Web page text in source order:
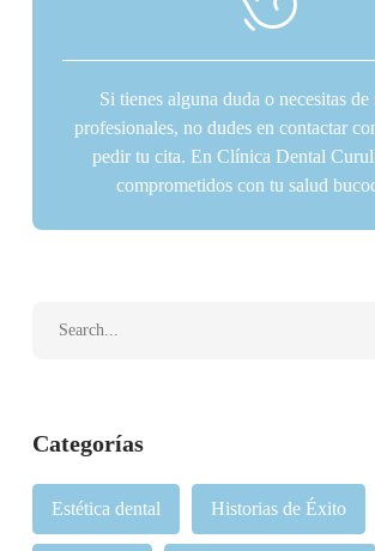
Categorías
Estética dental Historias de Éxito
Si tienes alguna duda o necesitas de
profesionales, no dudes en contactar
pedir tu cita. En Clínica Dental
comprometidos con tu salud